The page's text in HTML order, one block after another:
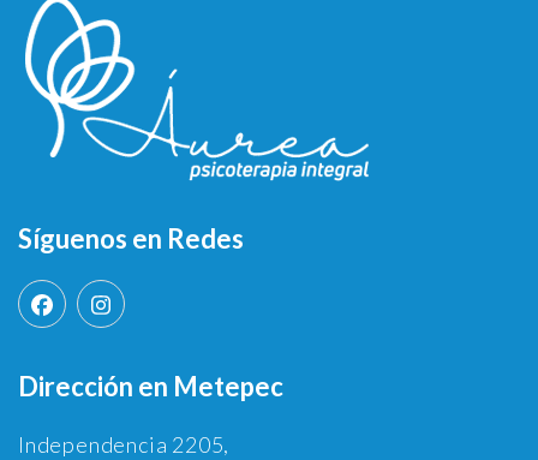
Síguenos en Redes
Dirección en Metepec
Independencia 2205,